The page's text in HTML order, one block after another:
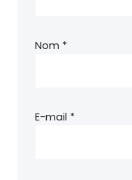
Nom *
E-mail *